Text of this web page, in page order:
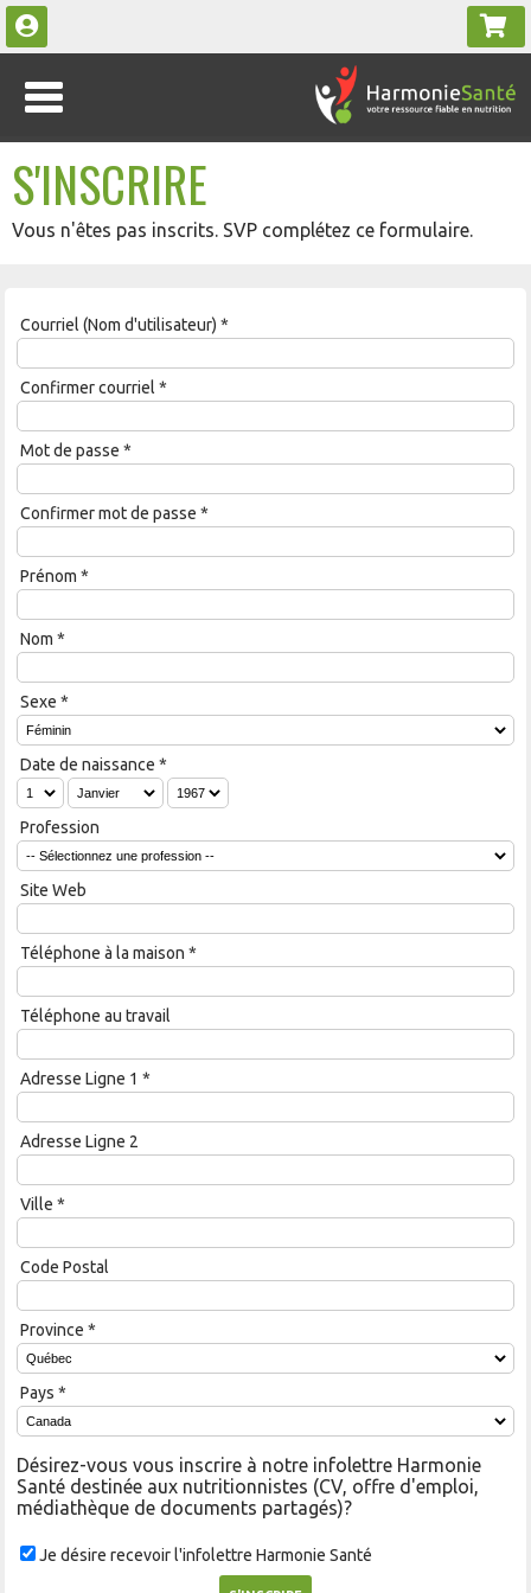
S'INSCRIRE
Vous n'êtes pas inscrits. SVP complétez ce formulaire.
Courriel (Nom d'utilisateur) *
Confirmer courriel *
Mot de passe *
Confirmer mot de passe *
Prénom *
Nom *
Sexe *
Date de naissance *
Profession
Site Web
Téléphone à la maison *
Téléphone au travail
Adresse Ligne 1 *
Adresse Ligne 2
Ville *
Code Postal
Province *
Pays *
Désirez-vous vous inscrire à notre infolettre Harmonie
Santé destinée aux nutritionnistes (CV, offre d'emploi,
médiathèque de documents partagés)?
Je désire recevoir l'infolettre Harmonie Santé